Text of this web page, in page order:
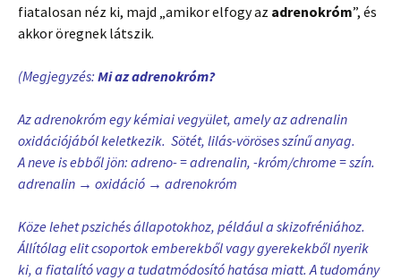
fiatalosan néz ki, majd „amikor elfogy az adrenokróm”, és
akkor öregnek látszik.
(Megjegyzés: Mi az adrenokróm?
Az adrenokróm egy kémiai vegyület, amely az adrenalin
oxidációjából keletkezik. Sötét, lilás-vöröses színű anyag.
A neve is ebből jön: adreno- = adrenalin, -króm/chrome = szín.
adrenalin → oxidáció → adrenokróm
Köze lehet pszichés állapotokhoz, például a skizofréniához.
Állítólag elit csoportok emberekből vagy gyerekekből nyerik
ki, a fiatalító vagy a tudatmódosító hatása miatt. A tudomány